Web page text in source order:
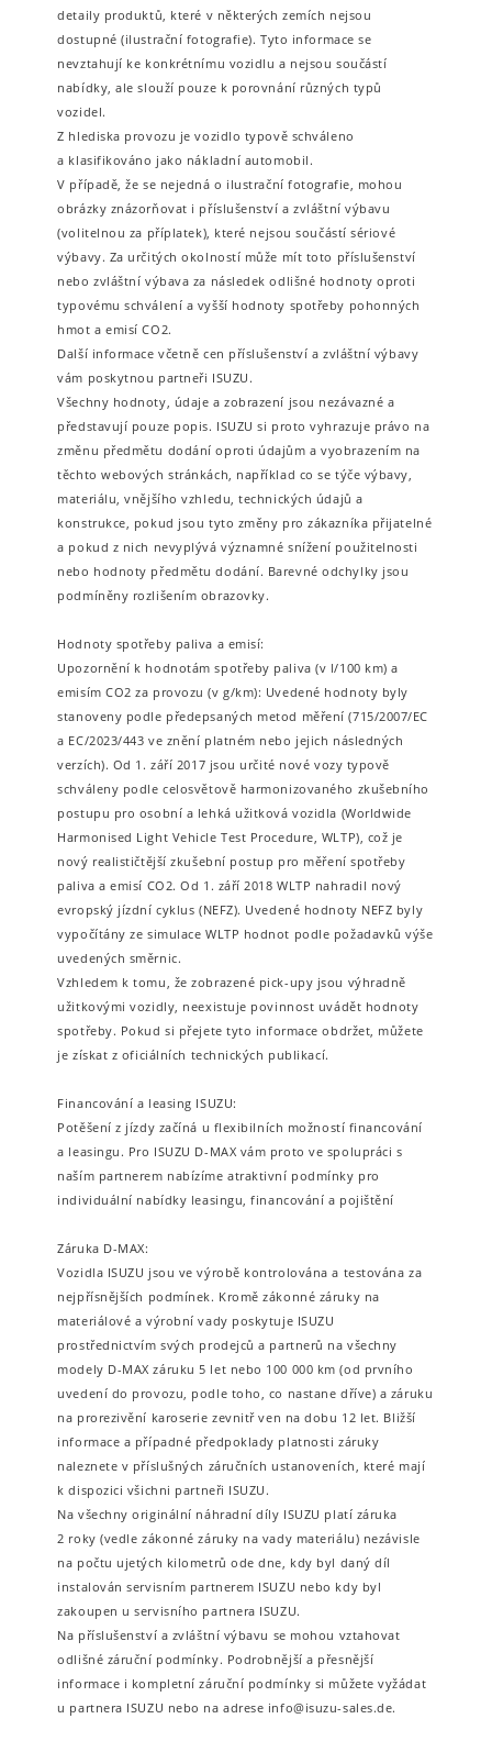
detaily produktů, které v některých zemích nejsou
dostupné (ilustrační fotografie). Tyto informace se
nevztahují ke konkrétnímu vozidlu a nejsou součástí
nabídky, ale slouží pouze k porovnání různých typů
vozidel.
Z hlediska provozu je vozidlo typově schváleno
a klasifikováno jako nákladní automobil.
V případě, že se nejedná o ilustrační fotografie, mohou
obrázky znázorňovat i příslušenství a zvláštní výbavu
(volitelnou za příplatek), které nejsou součástí sériové
výbavy. Za určitých okolností může mít toto příslušenství
nebo zvláštní výbava za následek odlišné hodnoty oproti
typovému schválení a vyšší hodnoty spotřeby pohonných
hmot a emisí CO2.
Další informace včetně cen příslušenství a zvláštní výbavy
vám poskytnou partneři ISUZU.
Všechny hodnoty, údaje a zobrazení jsou nezávazné a
představují pouze popis. ISUZU si proto vyhrazuje právo na
změnu předmětu dodání oproti údajům a vyobrazením na
těchto webových stránkách, například co se týče výbavy,
materiálu, vnějšího vzhledu, technických údajů a
konstrukce, pokud jsou tyto změny pro zákazníka přijatelné
a pokud z nich nevyplývá významné snížení použitelnosti
nebo hodnoty předmětu dodání. Barevné odchylky jsou
podmíněny rozlišením obrazovky.
Hodnoty spotřeby paliva a emisí:
Upozornění k hodnotám spotřeby paliva (v l/100 km) a
emisím CO2 za provozu (v g/km): Uvedené hodnoty byly
stanoveny podle předepsaných metod měření (715/2007/EC
a EC/2023/443 ve znění platném nebo jejich následných
verzích). Od 1. září 2017 jsou určité nové vozy typově
schváleny podle celosvětově harmonizovaného zkušebního
postupu pro osobní a lehká užitková vozidla (Worldwide
Harmonised Light Vehicle Test Procedure, WLTP), což je
nový realističtější zkušební postup pro měření spotřeby
paliva a emisí CO2. Od 1. září 2018 WLTP nahradil nový
evropský jízdní cyklus (NEFZ). Uvedené hodnoty NEFZ byly
vypočítány ze simulace WLTP hodnot podle požadavků výše
uvedených směrnic.
Vzhledem k tomu, že zobrazené pick-upy jsou výhradně
užitkovými vozidly, neexistuje povinnost uvádět hodnoty
spotřeby. Pokud si přejete tyto informace obdržet, můžete
je získat z oficiálních technických publikací.
Financování a leasing ISUZU:
Potěšení z jízdy začíná u flexibilních možností financování
a leasingu. Pro ISUZU D-MAX vám proto ve spolupráci s
naším partnerem nabízíme atraktivní podmínky pro
individuální nabídky leasingu, financování a pojištění
Záruka D-MAX:
Vozidla ISUZU jsou ve výrobě kontrolována a testována za
nejpřísnějších podmínek. Kromě zákonné záruky na
materiálové a výrobní vady poskytuje ISUZU
prostřednictvím svých prodejců a partnerů na všechny
modely D-MAX záruku 5 let nebo 100 000 km (od prvního
uvedení do provozu, podle toho, co nastane dříve) a záruku
na prorezivění karoserie zevnitř ven na dobu 12 let. Bližší
informace a případné předpoklady platnosti záruky
naleznete v příslušných záručních ustanoveních, které mají
k dispozici všichni partneři ISUZU.
Na všechny originální náhradní díly ISUZU platí záruka
2 roky (vedle zákonné záruky na vady materiálu) nezávisle
na počtu ujetých kilometrů ode dne, kdy byl daný díl
instalován servisním partnerem ISUZU nebo kdy byl
zakoupen u servisního partnera ISUZU.
Na příslušenství a zvláštní výbavu se mohou vztahovat
odlišné záruční podmínky. Podrobnější a přesnější
informace i kompletní záruční podmínky si můžete vyžádat
u partnera ISUZU nebo na adrese info@isuzu-sales.de.